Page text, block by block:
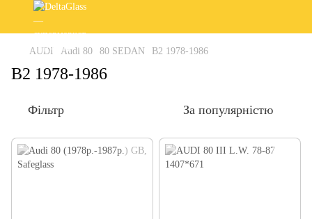
AUDI Audi 80 80 SEDAN B2 1978-1986
B2 1978-1986
Фільтр За популярністю